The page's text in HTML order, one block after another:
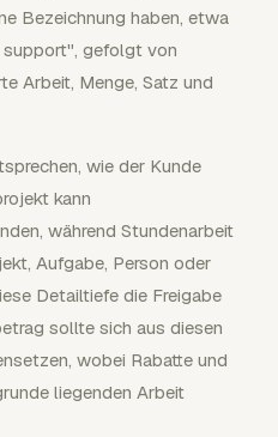
Bezeichnung haben, etwa
support", gefolgt von
Arbeit, Menge, Satz und
wie der Kunde
kann
während Stundenarbeit
Aufgabe, Person oder
Detailtiefe die Freigabe
sollte sich aus diesen
wobei Rabatte und
liegenden Arbeit